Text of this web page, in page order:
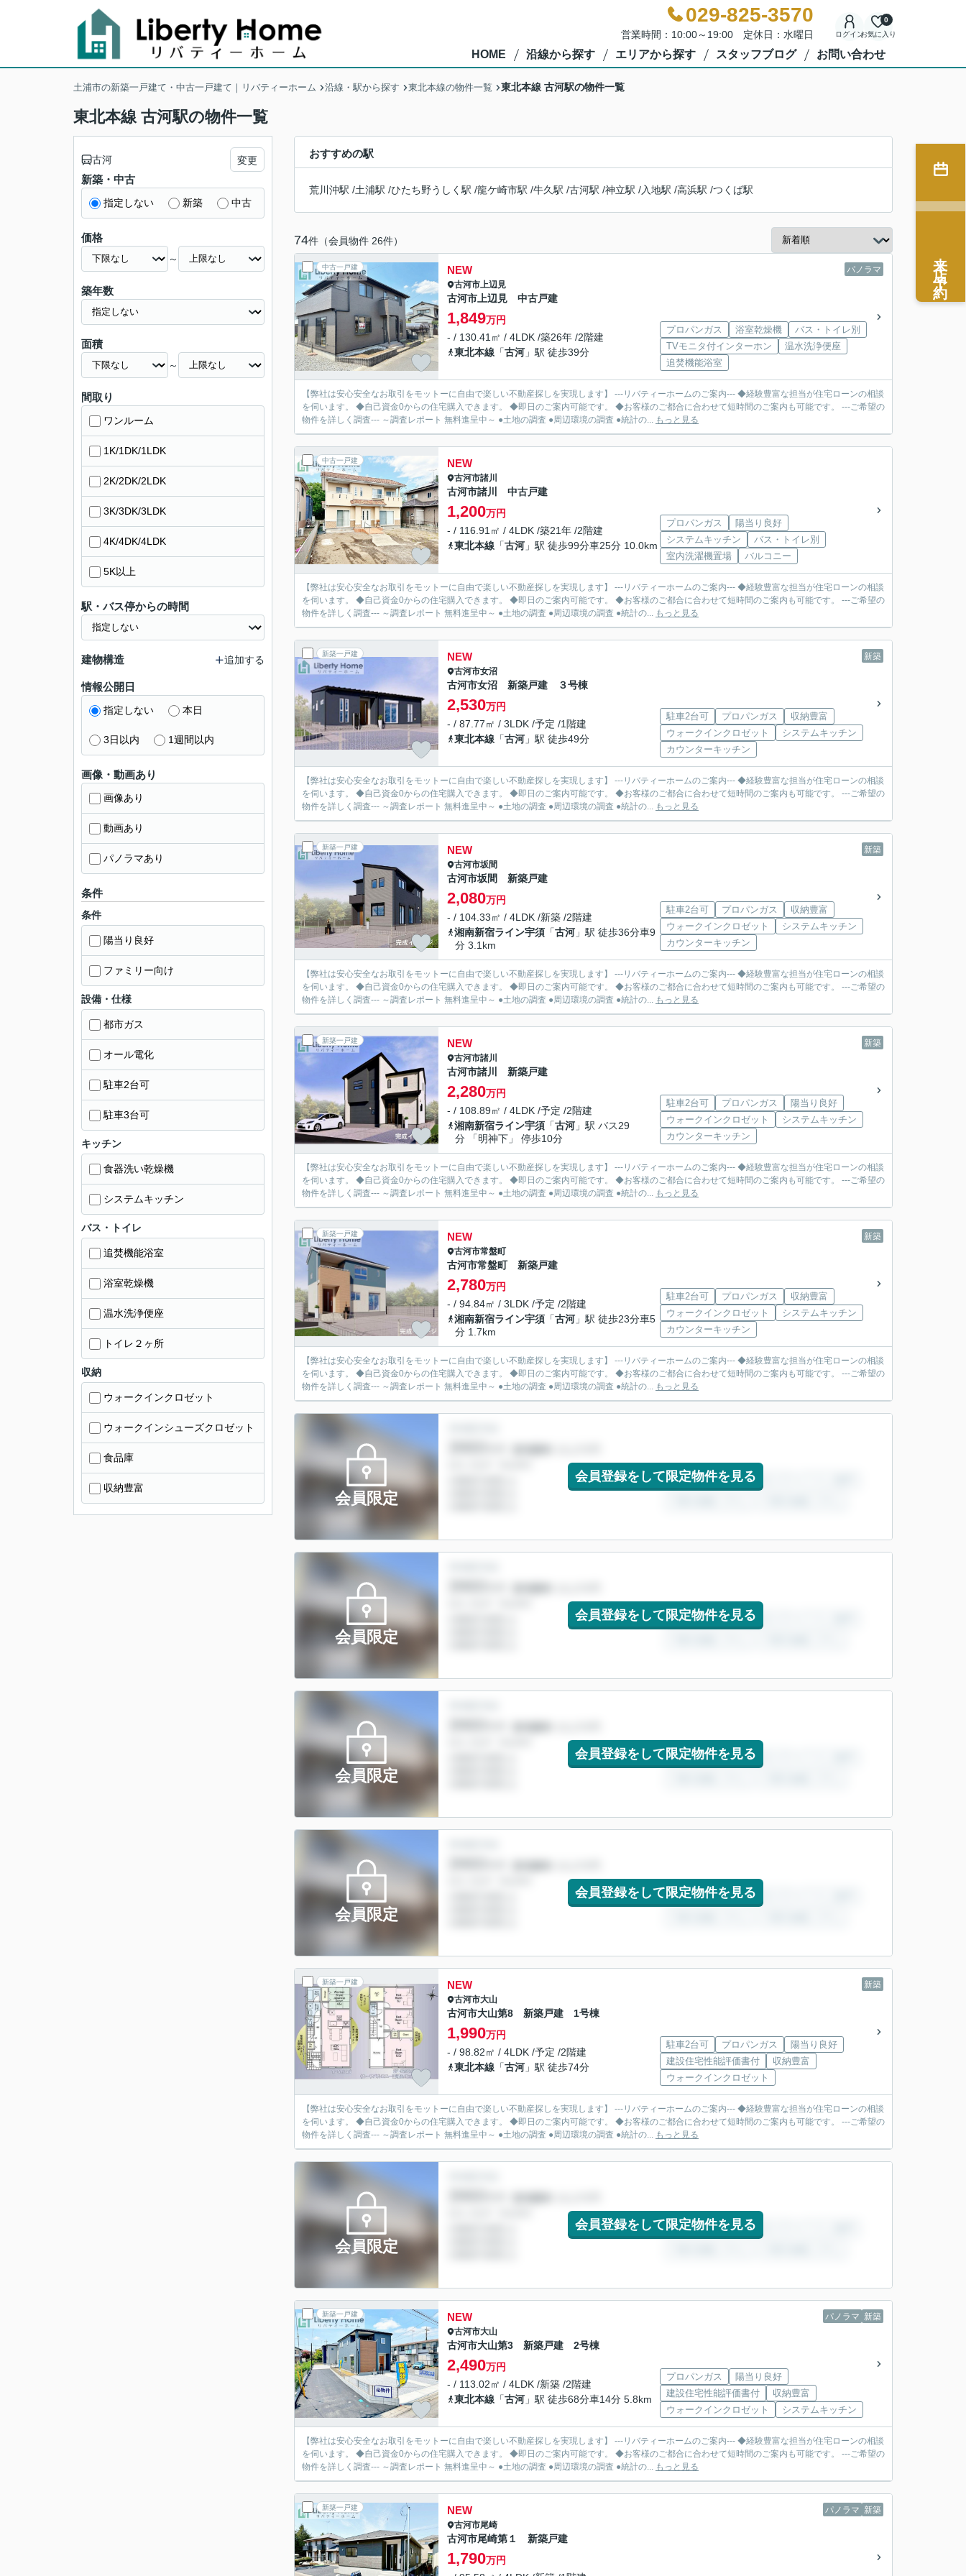
029-825-3570
営業時間：10:00～19:00 定休日：水曜日 ログインお気に入り
0
HOME 沿線から探す エリアから探す スタッフブログ お問い合わせ
土浦市の新築一戸建て・中古一戸建て｜リバティーホーム 沿線・駅から探す 東北本線の物件一覧 東北本線 古河駅の物件一覧
東北本線 古河駅の物件一覧
おすすめの駅
荒川沖駅 /土浦駅 /ひたち野うしく駅 /龍ケ崎市駅 /牛久駅 /古河駅 /神立駅 /入地駅 /高浜駅 /つくば駅
74件（会員物件 26件）
中古一戸建 パノラマ
NEW
古河市上辺見
古河市上辺見 中古戸建
1,849万円
- / 130.41㎡ / 4LDK /築26年 /2階建
東北本線 「古河 」駅 徒歩39分
プロパンガス 浴室乾燥機
バス・トイレ別
TVモニタ付インターホン
温水洗浄便座
追焚機能浴室
【弊社は安心安全なお取引をモットーに自由で楽しい不動産探しを実現します】 ---リバティーホームのご案内--- ◆経験豊富な担当が住宅ローンの相談
を伺います。 ◆自己資金0からの住宅購入できます。 ◆即日のご案内可能です。 ◆お客様のご都合に合わせて短時間のご案内も可能です。 ---ご希望の
物件を詳しく調査--- ～調査レポート 無料進呈中～ ●土地の調査 ●周辺環境の調査 ●統計の... もっと見る
中古一戸建 NEW
古河市諸川
古河市諸川 中古戸建
1,200万円
- / 116.91㎡ / 4LDK /築21年 /2階建
東北本線 「古河 」駅 徒歩99分車25分 10.0km
プロパンガス
陽当り良好
システムキッチン
バス・トイレ別
室内洗濯機置場
バルコニー
【弊社は安心安全なお取引をモットーに自由で楽しい不動産探しを実現します】 ---リバティーホームのご案内--- ◆経験豊富な担当が住宅ローンの相談
を伺います。 ◆自己資金0からの住宅購入できます。 ◆即日のご案内可能です。 ◆お客様のご都合に合わせて短時間のご案内も可能です。 ---ご希望の
物件を詳しく調査--- ～調査レポート 無料進呈中～ ●土地の調査 ●周辺環境の調査 ●統計の... もっと見る
新築一戸建 新築
NEW
古河市女沼
古河市女沼 新築戸建 ３号棟
2,530万円
- / 87.77㎡ / 3LDK /予定 /1階建
東北本線 「古河 」駅 徒歩49分
駐車2台可 プロパンガス
収納豊富
ウォークインクロゼット
システムキッチン
カウンターキッチン
【弊社は安心安全なお取引をモットーに自由で楽しい不動産探しを実現します】 ---リバティーホームのご案内--- ◆経験豊富な担当が住宅ローンの相談
を伺います。 ◆自己資金0からの住宅購入できます。 ◆即日のご案内可能です。 ◆お客様のご都合に合わせて短時間のご案内も可能です。 ---ご希望の
物件を詳しく調査--- ～調査レポート 無料進呈中～ ●土地の調査 ●周辺環境の調査 ●統計の... もっと見る
新築一戸建 新築
NEW
古河市坂間
古河市坂間 新築戸建
2,080万円
- / 104.33㎡ / 4LDK /新築 /2階建
湘南新宿ライン宇須 「古河 」駅 徒歩36分車9
分 3.1km
駐車2台可 プロパンガス
収納豊富
ウォークインクロゼット
システムキッチン
カウンターキッチン
【弊社は安心安全なお取引をモットーに自由で楽しい不動産探しを実現します】 ---リバティーホームのご案内--- ◆経験豊富な担当が住宅ローンの相談
を伺います。 ◆自己資金0からの住宅購入できます。 ◆即日のご案内可能です。 ◆お客様のご都合に合わせて短時間のご案内も可能です。 ---ご希望の
物件を詳しく調査--- ～調査レポート 無料進呈中～ ●土地の調査 ●周辺環境の調査 ●統計の... もっと見る
新築一戸建 新築
NEW
古河市諸川
古河市諸川 新築戸建
2,280万円
- / 108.89㎡ / 4LDK /予定 /2階建
湘南新宿ライン宇須 「古河 」駅 バス29
分 「明神下」 停歩10分
駐車2台可 プロパンガス
陽当り良好
ウォークインクロゼット
システムキッチン
カウンターキッチン
【弊社は安心安全なお取引をモットーに自由で楽しい不動産探しを実現します】 ---リバティーホームのご案内--- ◆経験豊富な担当が住宅ローンの相談
を伺います。 ◆自己資金0からの住宅購入できます。 ◆即日のご案内可能です。 ◆お客様のご都合に合わせて短時間のご案内も可能です。 ---ご希望の
物件を詳しく調査--- ～調査レポート 無料進呈中～ ●土地の調査 ●周辺環境の調査 ●統計の... もっと見る
新築一戸建 新築
NEW
古河市常盤町
古河市常盤町 新築戸建
2,780万円
- / 94.84㎡ / 3LDK /予定 /2階建
湘南新宿ライン宇須 「古河 」駅 徒歩23分車5
分 1.7km
駐車2台可 プロパンガス
収納豊富
ウォークインクロゼット
システムキッチン
カウンターキッチン
【弊社は安心安全なお取引をモットーに自由で楽しい不動産探しを実現します】 ---リバティーホームのご案内--- ◆経験豊富な担当が住宅ローンの相談
を伺います。 ◆自己資金0からの住宅購入できます。 ◆即日のご案内可能です。 ◆お客様のご都合に合わせて短時間のご案内も可能です。 ---ご希望の
物件を詳しく調査--- ～調査レポート 無料進呈中～ ●土地の調査 ●周辺環境の調査 ●統計の... もっと見る
会員限定
会員登録をして限定物件を見る
会員限定
会員登録をして限定物件を見る
会員限定
会員登録をして限定物件を見る
会員限定
会員登録をして限定物件を見る
新築一戸建 新築
NEW
古河市大山
古河市大山第8 新築戸建 1号棟
1,990万円
- / 98.82㎡ / 4LDK /予定 /2階建
東北本線 「古河 」駅 徒歩74分
駐車2台可 プロパンガス
陽当り良好
建設住宅性能評価書付
収納豊富
ウォークインクロゼット
【弊社は安心安全なお取引をモットーに自由で楽しい不動産探しを実現します】 ---リバティーホームのご案内--- ◆経験豊富な担当が住宅ローンの相談
を伺います。 ◆自己資金0からの住宅購入できます。 ◆即日のご案内可能です。 ◆お客様のご都合に合わせて短時間のご案内も可能です。 ---ご希望の
物件を詳しく調査--- ～調査レポート 無料進呈中～ ●土地の調査 ●周辺環境の調査 ●統計の... もっと見る
会員限定
会員登録をして限定物件を見る
新築一戸建 パノラマ 新築
NEW
古河市大山
古河市大山第3 新築戸建 2号棟
2,490万円
- / 113.02㎡ / 4LDK /新築 /2階建
東北本線 「古河 」駅 徒歩68分車14分 5.8km
プロパンガス
陽当り良好
建設住宅性能評価書付
収納豊富
ウォークインクロゼット
システムキッチン
【弊社は安心安全なお取引をモットーに自由で楽しい不動産探しを実現します】 ---リバティーホームのご案内--- ◆経験豊富な担当が住宅ローンの相談
を伺います。 ◆自己資金0からの住宅購入できます。 ◆即日のご案内可能です。 ◆お客様のご都合に合わせて短時間のご案内も可能です。 ---ご希望の
物件を詳しく調査--- ～調査レポート 無料進呈中～ ●土地の調査 ●周辺環境の調査 ●統計の... もっと見る
新築一戸建 パノラマ 新築
NEW
古河市尾崎
古河市尾崎第１ 新築戸建
1,790万円
古河 変更
新築・中古
指定しない 新築 中古
価格
～
築年数
面積
～
間取り
ワンルーム
1K/1DK/1LDK
2K/2DK/2LDK
3K/3DK/3LDK
4K/4DK/4LDK
5K以上
駅・バス停からの時間
建物構造 追加する
情報公開日
指定しない 本日
3日以内 1週間以内
画像・動画あり
画像あり
動画あり
パノラマあり
条件
条件
陽当り良好
ファミリー向け
設備・仕様
都市ガス
オール電化
駐車2台可
駐車3台可
キッチン
食器洗い乾燥機
システムキッチン
バス・トイレ
追焚機能浴室
浴室乾燥機
温水洗浄便座
トイレ２ヶ所
収納
ウォークインクロゼット
ウォークインシューズクロゼット
食品庫
収納豊富
来店予約